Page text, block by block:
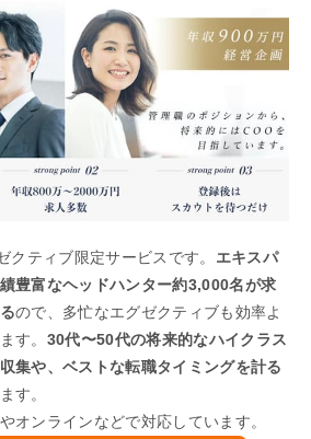
クティブ限定サービスです。 エキスパ
豊富なヘッドハンター約3,000名が求
ので、多忙なエグゼクティブも効率よ
す。 30代〜50代の将来的なハイクラス
集や、ベストな転職タイミングを計る
す。
オンラインなどで対応しています。